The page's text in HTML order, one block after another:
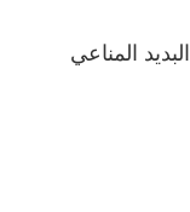
المناعي